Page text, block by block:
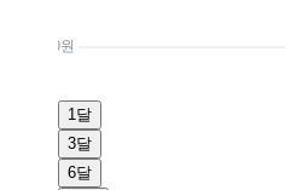
0원
1달
3달
6달